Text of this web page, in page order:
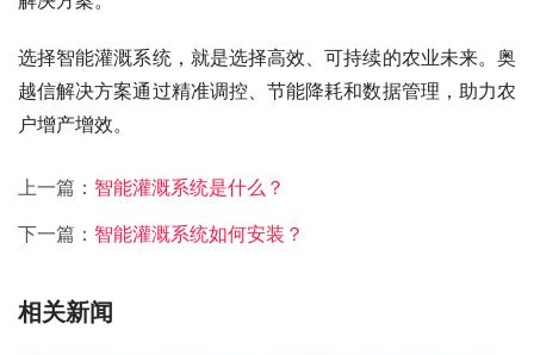
选择智能灌溉系统，就是选择高效、可持续的农业未来。奥
越信解决方案通过精准调控、节能降耗和数据管理，助力农
户增产增效。
上一篇： 智能灌溉系统是什么？
下一篇： 智能灌溉系统如何安装？
相关新闻